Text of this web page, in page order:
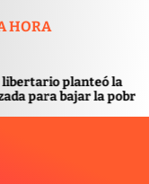
HORA
Se